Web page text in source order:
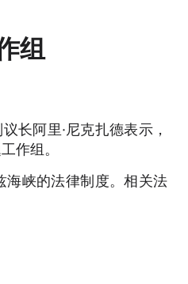
组
长阿里·尼克扎德表示，
作组。
海峡的法律制度。相关法